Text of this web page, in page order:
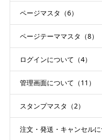
ページマスタ（6）
ページテーママスタ（8）
ログインについて（4）
管理画面について（11）
スタンプマスタ（2）
注文・発送・キャンセルに